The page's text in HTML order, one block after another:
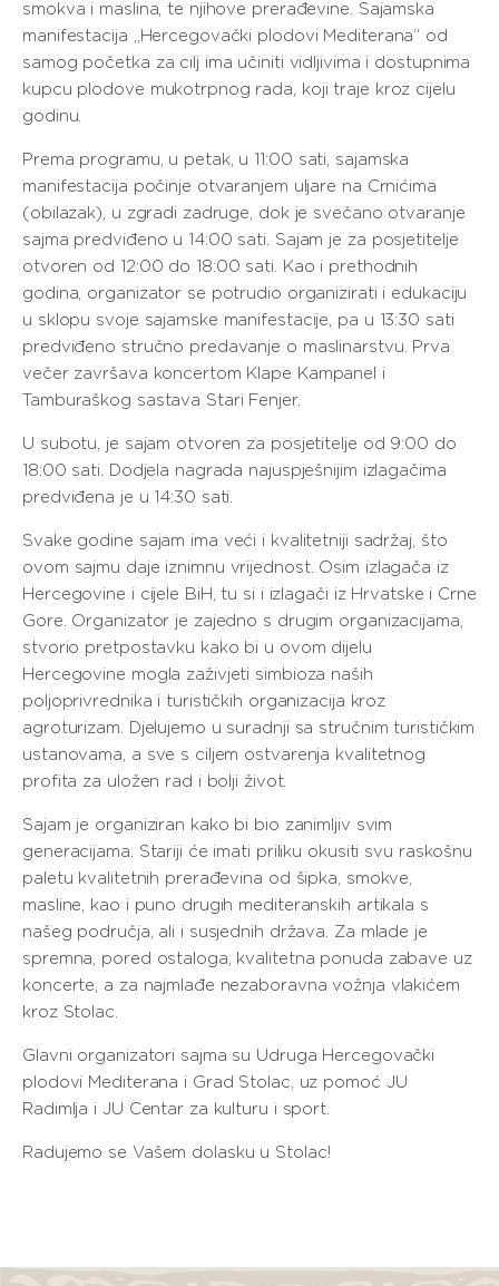
smokva i maslina, te njihove prerađevine. Sajamska
manifestacija „Hercegovački plodovi Mediterana“ od
samog početka za cilj ima učiniti vidljivima i dostupnima
kupcu plodove mukotrpnog rada, koji traje kroz cijelu
godinu.
Prema programu, u petak, u 11:00 sati, sajamska
manifestacija počinje otvaranjem uljare na Crnićima
(obilazak), u zgradi zadruge, dok je svečano otvaranje
sajma predviđeno u 14:00 sati. Sajam je za posjetitelje
otvoren od 12:00 do 18:00 sati. Kao i prethodnih
godina, organizator se potrudio organizirati i edukaciju
u sklopu svoje sajamske manifestacije, pa u 13:30 sati
predviđeno stručno predavanje o maslinarstvu. Prva
večer završava koncertom Klape Kampanel i
Tamburaškog sastava Stari Fenjer.
U subotu, je sajam otvoren za posjetitelje od 9:00 do
18:00 sati. Dodjela nagrada najuspješnijim izlagačima
predviđena je u 14:30 sati.
Svake godine sajam ima veći i kvalitetniji sadržaj, što
ovom sajmu daje iznimnu vrijednost. Osim izlagača iz
Hercegovine i cijele BiH, tu si i izlagači iz Hrvatske i Crne
Gore. Organizator je zajedno s drugim organizacijama,
stvorio pretpostavku kako bi u ovom dijelu
Hercegovine mogla zaživjeti simbioza naših
poljoprivrednika i turističkih organizacija kroz
agroturizam. Djelujemo u suradnji sa stručnim turističkim
ustanovama, a sve s ciljem ostvarenja kvalitetnog
profita za uložen rad i bolji život.
Sajam je organiziran kako bi bio zanimljiv svim
generacijama. Stariji će imati priliku okusiti svu raskošnu
paletu kvalitetnih prerađevina od šipka, smokve,
masline, kao i puno drugih mediteranskih artikala s
našeg područja, ali i susjednih država. Za mlade je
spremna, pored ostaloga, kvalitetna ponuda zabave uz
koncerte, a za najmlađe nezaboravna vožnja vlakićem
kroz Stolac.
Glavni organizatori sajma su Udruga Hercegovački
plodovi Mediterana i Grad Stolac, uz pomoć JU
Radimlja i JU Centar za kulturu i sport.
Radujemo se Vašem dolasku u Stolac!